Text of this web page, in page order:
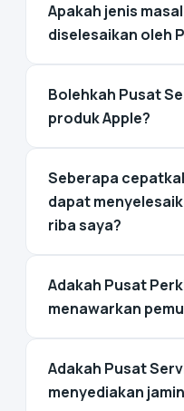
Apakah jenis
diselesaikan oleh
Bolehkah Pusat
produk Apple?
Seberapa
dapat
riba saya?
Adakah Pusat
menawarkan
Adakah Pusat
menyediakan